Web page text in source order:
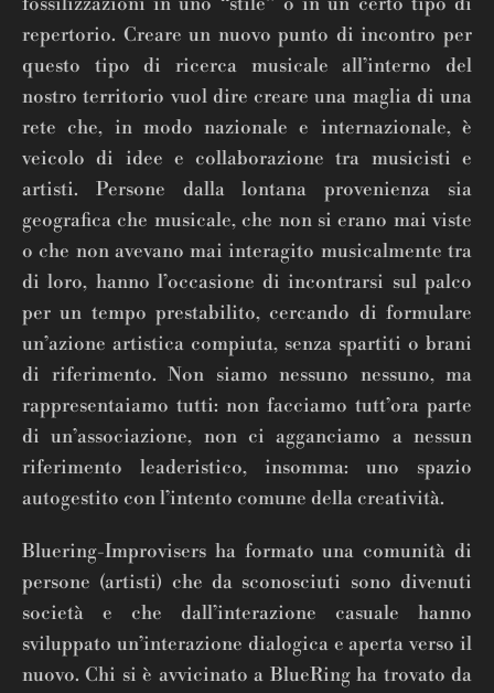
repertorio. Creare un nuovo punto di incontro per
questo tipo di ricerca musicale all’interno del
nostro territorio vuol dire creare una maglia di una
rete che, in modo nazionale e internazionale, è
veicolo di idee e collaborazione tra musicisti e
artisti. Persone dalla lontana provenienza sia
geografica che musicale, che non si erano mai viste
o che non avevano mai interagito musicalmente tra
di loro, hanno l’occasione di incontrarsi sul palco
per un tempo prestabilito, cercando di formulare
un’azione artistica compiuta, senza spartiti o brani
di riferimento. Non siamo nessuno nessuno, ma
rappresentaiamo tutti: non facciamo tutt’ora parte
di un’associazione, non ci agganciamo a nessun
riferimento leaderistico, insomma: uno spazio
autogestito con l’intento comune della creatività.
Bluering-Improvisers ha formato una comunità di
persone (artisti) che da sconosciuti sono divenuti
società e che dall’interazione casuale hanno
sviluppato un’interazione dialogica e aperta verso il
nuovo. Chi si è avvicinato a BlueRing ha trovato da